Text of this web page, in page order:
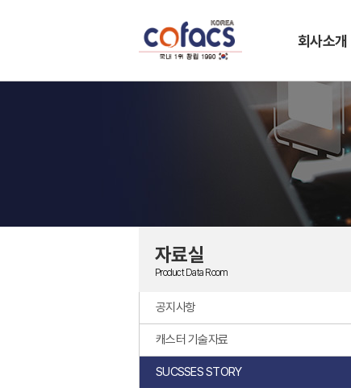
회사소개
자료실
Product Data Room
공지사항
캐스터 기술자료
SUCSSES STORY